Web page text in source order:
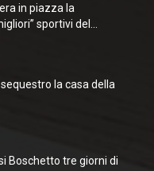
in piazza la
sportivi del...
la casa della
Boschetto tre giorni di